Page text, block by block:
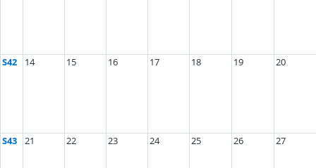
S42 14 15 16 17 18 19 20
S43 21 22 23 24 25 26 27